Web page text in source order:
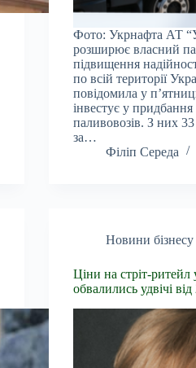
Фото: Укрнафта АТ
розширює власний
підвищення
по всій території
повідомила у
інвестує у
паливовозів. З них
за…
Філіп Середа
Новини бізнесу
Ціни на стріт-ритейл
обвалились удвічі